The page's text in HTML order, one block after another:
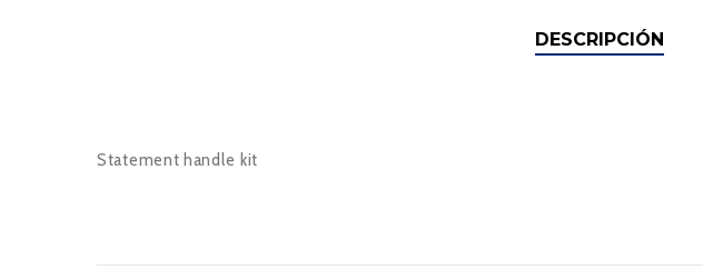
DESCRIPCIÓN
Statement handle kit